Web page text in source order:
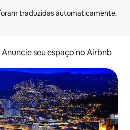
Anuncie seu espaço no Airbnb